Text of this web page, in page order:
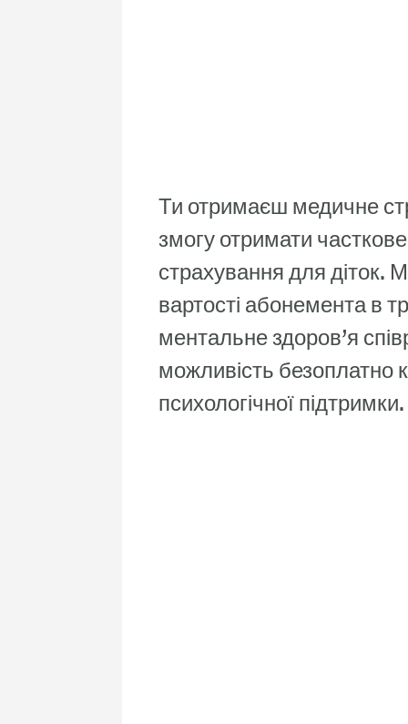
Ти отримаєш медичне
змогу отримати
страхування для діток.
вартості абонемента в
ментальне здоров’я
можливість безоплатно
психологічної підтримки.